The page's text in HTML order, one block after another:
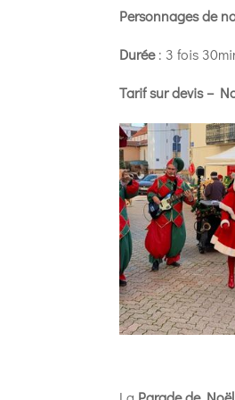
Personnages de
Durée: 3 fois
Tarif sur devis –